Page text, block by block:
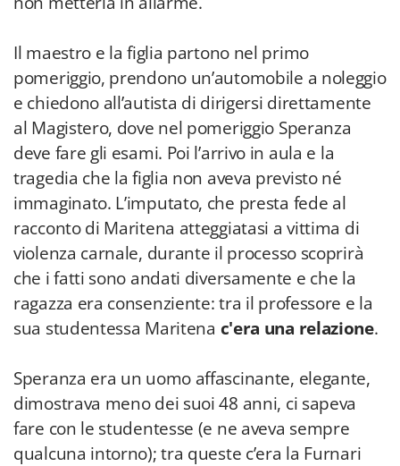
Il maestro e la figlia partono nel primo
pomeriggio, prendono un’automobile a noleggio
e chiedono all’autista di dirigersi direttamente
al Magistero, dove nel pomeriggio Speranza
deve fare gli esami. Poi l’arrivo in aula e la
tragedia che la figlia non aveva previsto né
immaginato. L’imputato, che presta fede al
racconto di Maritena atteggiatasi a vittima di
violenza carnale, durante il processo scoprirà
che i fatti sono andati diversamente e che la
ragazza era consenziente: tra il professore e la
sua studentessa Maritena c'era una relazione.
Speranza era un uomo affascinante, elegante,
dimostrava meno dei suoi 48 anni, ci sapeva
fare con le studentesse (e ne aveva sempre
qualcuna intorno); tra queste c’era la Furnari